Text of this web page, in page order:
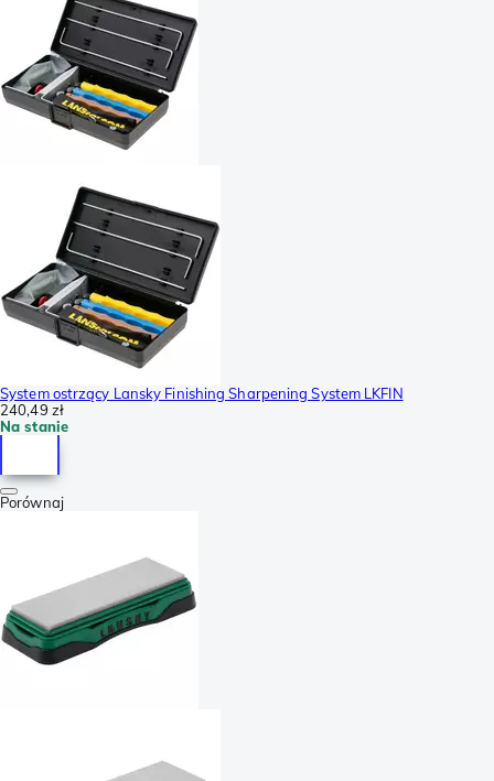
System ostrzący Lansky Finishing Sharpening System LKFIN
240,49 zł
Na stanie
Porównaj